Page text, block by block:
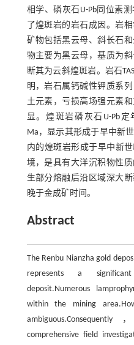
相学、磷灰石U-Pb同位素
了煌斑岩的岩石成因。岩
矿物包括黑云母、斜长石
物主要为黑云母，基质为
断其为云斜煌斑岩。岩石
明，岩石属钙碱性钾质系
土元素，亏损高场强元素
显。煌斑岩磷灰石U-Pb定
Ma，显示其形成于早中新
内的煌斑岩形成于早中新
境，是具有大洋沉积物性
生部分熔融后沿区域深大
晚于金成矿时间。
Abstract
The Renbu Nianzha gold
represents a
deposit.Numerous
within the mining
comprehensive field